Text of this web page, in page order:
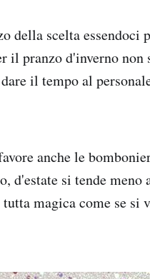
della scelta
il pranzo d'inverno non
il tempo al
anche le
d'estate si tende
magica come se si